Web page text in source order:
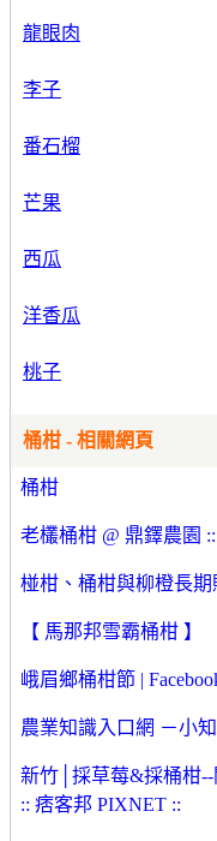
龍眼肉
李子
番石榴
芒果
西瓜
洋香瓜
桃子
桶柑 - 相關網頁
桶柑
老欉桶柑 @ 鼎鐸農園
椪柑、桶柑與柳橙長
【 馬那邦雪霸桶柑 】
峨眉鄉桶柑節 |
農業知識入口網 －小
新竹│採草莓&採桶柑
:: 痞客邦 PIXNET ::